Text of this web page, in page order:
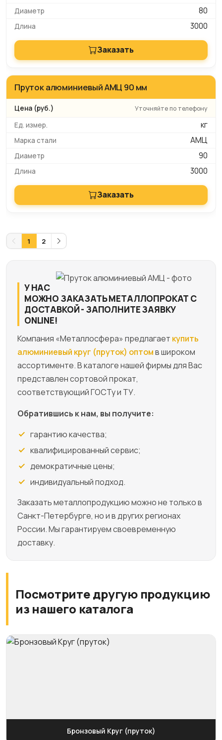
80
3000
Заказать
Пруток алюминиевый АМЦ 90 мм
Уточняйте по телефону
кг
АМЦ
90
3000
Заказать
1 2
У НАС
МОЖНО ЗАКАЗАТЬ МЕТАЛЛОПРОКАТ С
ДОСТАВКОЙ - ЗАПОЛНИТЕ ЗАЯВКУ
ONLINE!
Компания «Металлосфера» предлагает купить
алюминиевый круг (пруток) оптомв широком
ассортименте. В каталоге нашей фирмы для Вас
представлен сортовой прокат,
соответствующий ГОСТу и ТУ.
Обратившись к нам, вы получите:
гарантию качества;
квалифицированный сервис;
демократичные цены;
индивидуальный подход.
Заказать металлопродукцию можно не только в
Санкт-Петербурге, но и в других регионах
России. Мы гарантируем своевременную
доставку.
Посмотрите другую продукцию
из нашего каталога
Бронзовый Круг (пруток)